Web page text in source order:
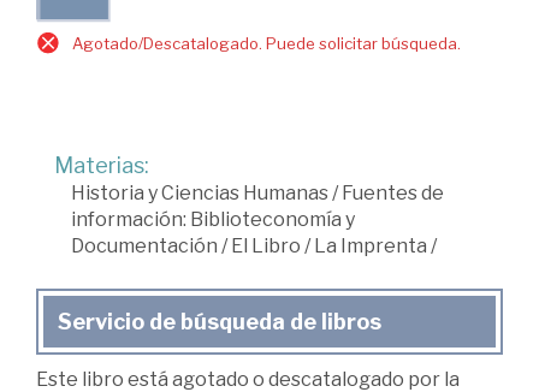
Agotado/Descatalogado. Puede solicitar búsqueda.
Materias:
Historia y Ciencias Humanas /Fuentes de
información: Biblioteconomía y
Documentación /El Libro /La Imprenta /
Servicio de búsqueda de libros
Este libro está agotado o descatalogado por la